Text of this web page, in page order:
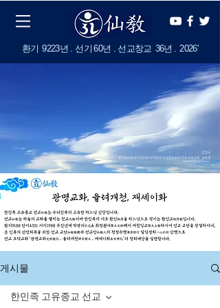
​환기 9223년 . 선기 60년 . 선교창교 36년 . 2026'
게시물
한민족 고유종교 선교